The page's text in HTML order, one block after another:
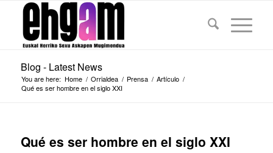
Blog - Latest News
You are here: Home / Orrialdea / Prensa / Artículo /
Qué es ser hombre en el siglo XXI
Qué es ser hombre en el siglo XXI